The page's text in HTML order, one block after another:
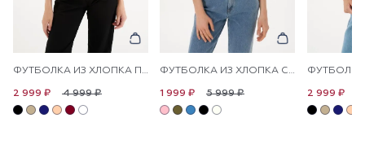
ФУТБОЛКА ИЗ ХЛОПКА ПРИТАЛЕННАЯ
4 999 ₽
2 999 ₽
ФУТБОЛКА ИЗ ХЛОПКА С ЛОГОТИПОМ
5 999 ₽
1 999 ₽ 2 999 ₽